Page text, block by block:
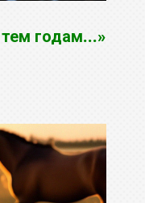
годам...»